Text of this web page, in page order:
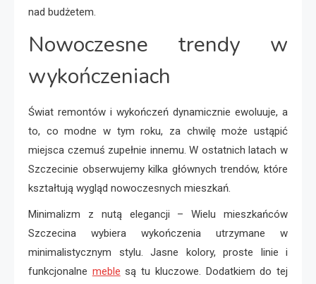
nad budżetem.
Nowoczesne trendy w
wykończeniach
Świat remontów i wykończeń dynamicznie ewoluuje, a
to, co modne w tym roku, za chwilę może ustąpić
miejsca czemuś zupełnie innemu. W ostatnich latach w
Szczecinie obserwujemy kilka głównych trendów, które
kształtują wygląd nowoczesnych mieszkań.
Minimalizm z nutą elegancji – Wielu mieszkańców
Szczecina wybiera wykończenia utrzymane w
minimalistycznym stylu. Jasne kolory, proste linie i
funkcjonalne meble są tu kluczowe. Dodatkiem do tej